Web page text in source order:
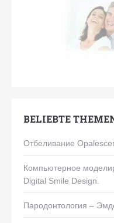
BELIEBTE
Отбеливание
Компьютерное
Digital Smile Design.
Пародонтология –